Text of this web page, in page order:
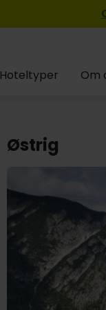
Hoteltyper Om
Østrig